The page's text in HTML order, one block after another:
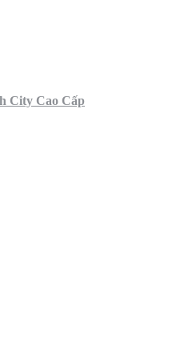
City Cao Cấp